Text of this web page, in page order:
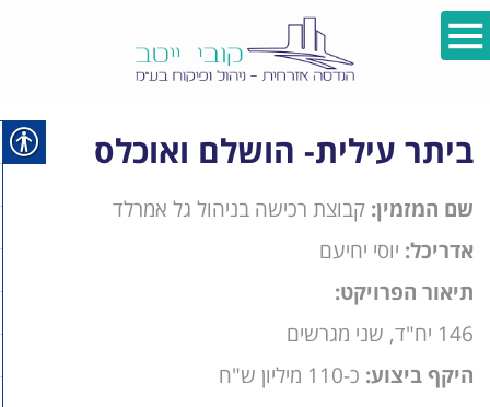
ביתר עילית- הושלם ואוכלס
שם המזמין: קבוצת רכישה בניהול גל אמרלד
אדריכל: יוסי יחיעם
תיאור הפרויקט:
146 יח"ד, שני מגרשים
היקף ביצוע: כ-110 מיליון ש"ח